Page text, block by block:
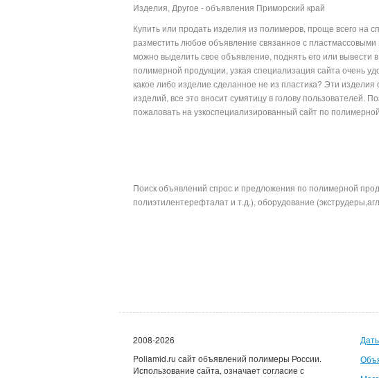
Изделия, Другое - объявления Приморский край
Купить или продать изделия из полимеров, проще всего на
разместить любое объявление связанное с
можно выделить свое объявление, поднять его или
полимерной продукции, узкая специализация сайта очень
какое либо изделие сделанное не из пластика? Эти
изделий, все это вносит сумятицу в голову пользователей.
пожаловать на
Поиск объявлений спрос и предложения по полимерной
полиэтилентерефталат и т.д.), оборудование
2008-2026
Poliamid.ru сайт объявлений полимеры России.
Использование сайта, означает согласие с